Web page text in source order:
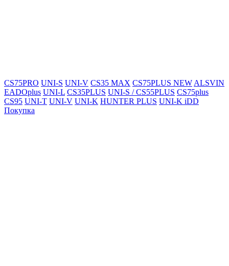
CS75PRO UNI-S UNI-V CS35 MAX CS75PLUS NEW ALSVIN
EADOplus UNI-L CS35PLUS UNI-S / CS55PLUS CS75plus
CS95 UNI-T UNI-V UNI-K HUNTER PLUS UNI-K iDD
Покупка